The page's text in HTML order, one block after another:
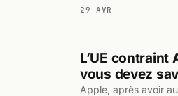
29 AVR
L’UE contraint
vous devez
Apple, après avoir